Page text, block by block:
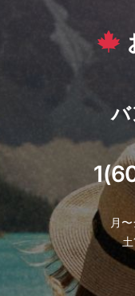
バ
月